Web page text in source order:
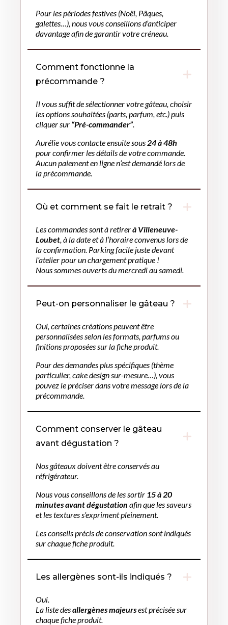
Pour les périodes festives (Noël, Pâques,
galettes…), nous vous conseillons d’anticiper
davantage afin de garantir votre créneau.
Comment fonctionne la
précommande ?
Il vous suffit de sélectionner votre gâteau, choisir
les options souhaitées (parts, parfum, etc.) puis
cliquer sur “Pré-commander”
Aurélie vous contacte ensuite sous 24 à 48h
pour confirmer les détails de votre commande.
Aucun paiement en ligne n’est demandé lors de
la précommande.
Où et comment se fait le retrait ?
Les commandes sont à retirerà Villeneuve-
Loubet , à la date et à l’horaire convenus lors de
la confirmation. Parking facile juste devant
l’atelier pour un chargement pratique !
Nous sommes ouverts du mercredi au samedi.
Peut-on personnaliser le gâteau ?
Oui, certaines créations peuvent être
personnalisées selon les formats, parfums ou
finitions proposées sur la fiche produit.
Pour des demandes plus spécifiques (thème
particulier, cake design sur-mesure…), vous
pouvez le préciser dans votre message lors de la
précommande.
Comment conserver le gâteau
avant dégustation ?
Nos gâteaux doivent être conservés au
réfrigérateur.
Nous vous conseillons de les sortir 15 à 20
minutes avant dégustation afin que les saveurs
et les textures s’expriment pleinement.
Les conseils précis de conservation sont indiqués
sur chaque fiche produit.
Les allergènes sont-ils indiqués ?
Oui.
La liste desallergènes majeursest précisée sur
chaque fiche produit.